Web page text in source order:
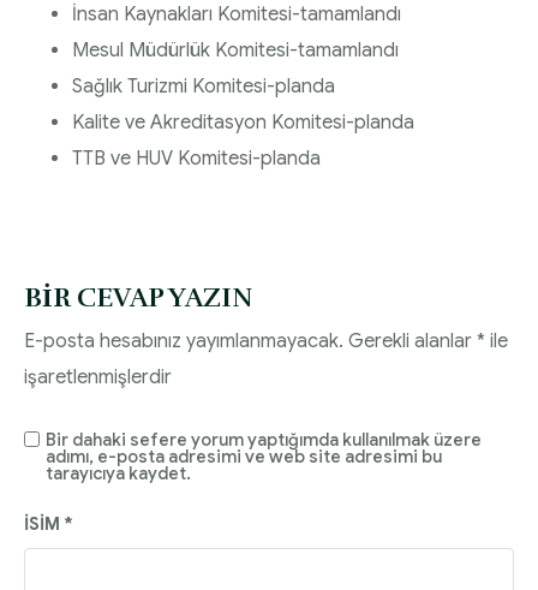
İnsan Kaynakları Komitesi-tamamlandı
Mesul Müdürlük Komitesi-tamamlandı
Sağlık Turizmi Komitesi-planda
Kalite ve Akreditasyon Komitesi-planda
TTB ve HUV Komitesi-planda
BIR CEVAP YAZIN
E-posta hesabınız yayımlanmayacak. Gerekli alanlar * ile
işaretlenmişlerdir
İSIM *
Bir dahaki sefere yorum yaptığımda kullanılmak üzere
adımı, e-posta adresimi ve web site adresimi bu
tarayıcıya kaydet.